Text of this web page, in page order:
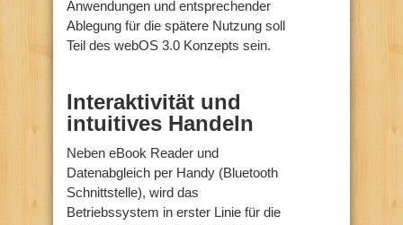
Anwendungen und entsprechender
Ablegung für die spätere Nutzung soll
Teil des webOS 3.0 Konzepts sein.
Interaktivität und
intuitives Handeln
Neben eBook Reader und
Datenabgleich per Handy (Bluetooth
Schnittstelle), wird das
Betriebssystem in erster Linie für die